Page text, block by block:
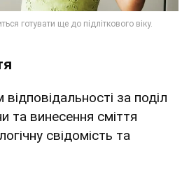
за поділ
та винесення сміття
свідомість та